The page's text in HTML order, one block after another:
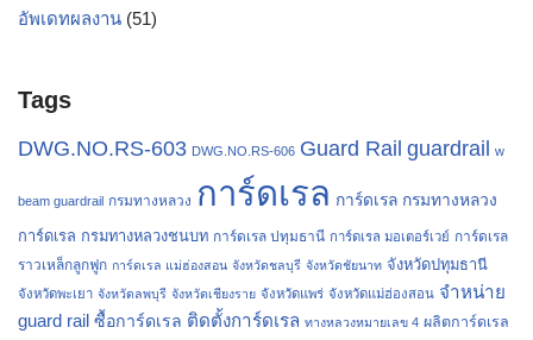
อัพเดทผลงาน (51)
Tags
DWG.NO.RS-603 DWG.NO.RS-606 Guard Rail guardrail w
beam guardrail กรมทางหลวง การ์ดเรล การ์ดเรล กรมทางหลวง
การ์ดเรล กรมทางหลวงชนบท การ์ดเรล ปทุมธานี การ์ดเรล มอเตอร์เวย์ การ์ดเรล
ราวเหล็กลูกฟูก การ์ดเรล แม่ฮ่องสอน จังหวัดชลบุรี จังหวัดชัยนาท จังหวัดปทุมธานี
จังหวัดพะเยา จังหวัดลพบุรี จังหวัดเชียงราย จังหวัดแพร่ จังหวัดแม่ฮ่องสอน จำหน่าย
guard rail ซื้อการ์ดเรล ติดตั้งการ์ดเรล ทางหลวงหมายเลข 4 ผลิตการ์ดเรล